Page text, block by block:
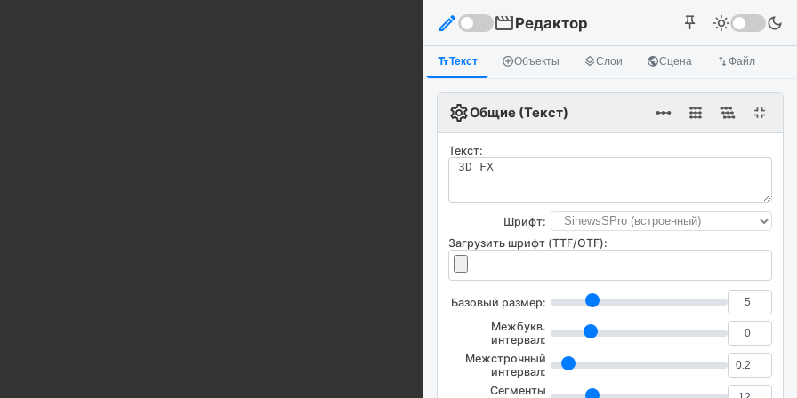
edit movieРедактор push_pin light_mode dark_mode
text_fieldsТекст add_circle_outlineОбъекты layersСлои publicСцена import_export Файл
settingsОбщие (Текст) linear_scale fullscreen_exit
Текст:
Шрифт:
Загрузить шрифт (TTF/OTF):
Базовый размер:
Межбукв.
интервал:
Межстрочный
интервал:
Сегменты